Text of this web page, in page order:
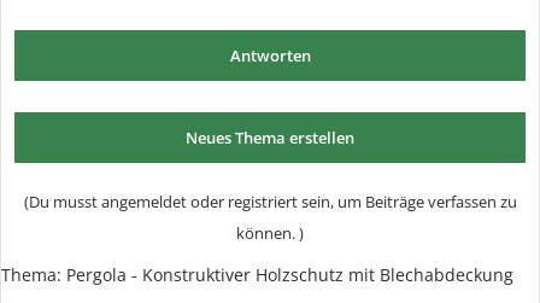
Antworten
Neues Thema erstellen
(Du musst angemeldet oder registriert sein, um Beiträge verfassen zu
können. )
Thema: Pergola - Konstruktiver Holzschutz mit Blechabdeckung